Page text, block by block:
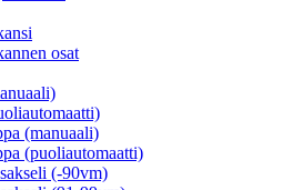
osat
(manuaali)
(puoliautomaatti)
(-90vm)